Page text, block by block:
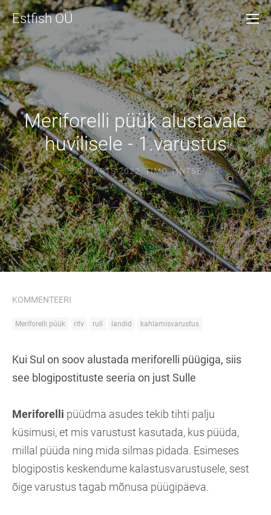
Estfish OÜ
Meriforelli püük alustavale
huvilisele - 1.varustus
24. MÄRTS 2022, TIMO TINTSE
KOMMENTEERI
Meriforelli püük ritv rull landid kahlamisvarustus
Kui Sul on soov alustada meriforelli püügiga, siis
see blogipostituste seeria on just Sulle
Meriforelli püüdma asudes tekib tihti palju
küsimusi, et mis varustust kasutada, kus püüda,
millal püüda ning mida silmas pidada. Esimeses
blogipostis keskendume kalastusvarustusele, sest
õige varustus tagab mõnusa püügipäeva.